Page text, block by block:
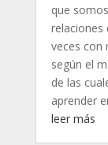
que
relaciones
veces con
según el
de las
aprender
leer más